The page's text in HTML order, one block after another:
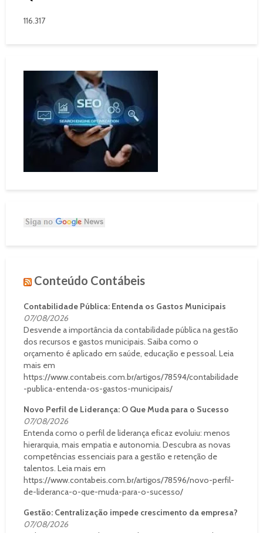
116.317
Conteúdo Contábeis
Contabilidade Pública: Entenda os Gastos Municipais
07/08/2026
Desvende a importância da contabilidade pública na gestão
dos recursos e gastos municipais. Saiba como o
orçamento é aplicado em saúde, educação e pessoal. Leia
mais em
https://www.contabeis.com.br/artigos/78594/contabilidade
-publica-entenda-os-gastos-municipais/
Novo Perfil de Liderança: O Que Muda para o Sucesso
07/08/2026
Entenda como o perfil de liderança eficaz evoluiu: menos
hierarquia, mais empatia e autonomia. Descubra as novas
competências essenciais para a gestão e retenção de
talentos. Leia mais em
https://www.contabeis.com.br/artigos/78596/novo-perfil-
de-lideranca-o-que-muda-para-o-sucesso/
Gestão: Centralização impede crescimento da empresa?
07/08/2026